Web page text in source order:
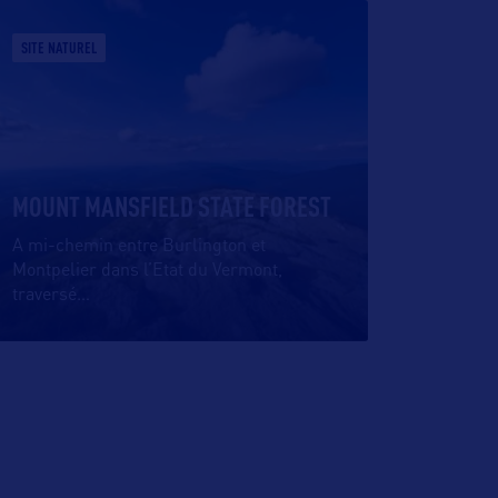
SITE NATUREL
MOUNT MANSFIELD STATE FOREST
A mi-chemin entre Burlington et
Montpelier dans l’Etat du Vermont,
traversé